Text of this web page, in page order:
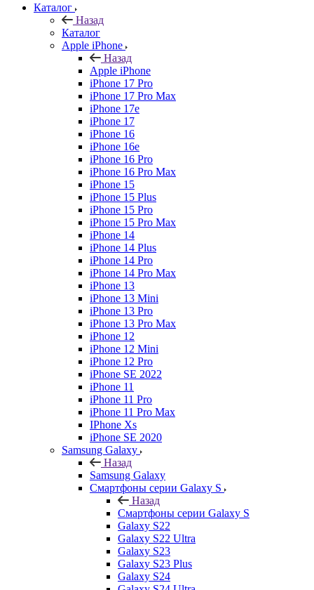
Каталог
Назад
Каталог
Apple iPhone
Назад
Apple iPhone
iPhone 17 Pro
iPhone 17 Pro Max
iPhone 17e
iPhone 17
iPhone 16
iPhone 16e
iPhone 16 Pro
iPhone 16 Pro Max
iPhone 15
iPhone 15 Plus
iPhone 15 Pro
iPhone 15 Pro Max
iPhone 14
iPhone 14 Plus
iPhone 14 Pro
iPhone 14 Pro Max
iPhone 13
iPhone 13 Mini
iPhone 13 Pro
iPhone 13 Pro Max
iPhone 12
iPhone 12 Mini
iPhone 12 Pro
iPhone SE 2022
iPhone 11
iPhone 11 Pro
iPhone 11 Pro Max
IPhone Xs
iPhone SE 2020
Samsung Galaxy
Назад
Samsung Galaxy
Смартфоны серии Galaxy S
Назад
Смартфоны серии Galaxy S
Galaxy S22
Galaxy S22 Ultra
Galaxy S23
Galaxy S23 Plus
Galaxy S24